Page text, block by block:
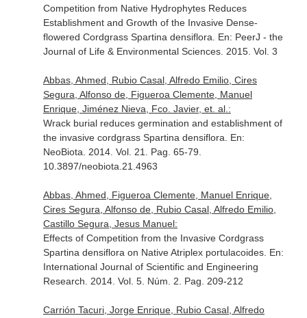
Competition from Native Hydrophytes Reduces
Establishment and Growth of the Invasive Dense-
flowered Cordgrass Spartina densiflora. En: PeerJ - the
Journal of Life & Environmental Sciences. 2015. Vol. 3
Abbas, Ahmed, Rubio Casal, Alfredo Emilio, Cires
Segura, Alfonso de, Figueroa Clemente, Manuel
Enrique, Jiménez Nieva, Fco. Javier, et. al.:
Wrack burial reduces germination and establishment of
the invasive cordgrass Spartina densiflora. En:
NeoBiota . 2014. Vol. 21. Pag. 65-79.
10.3897/neobiota.21.4963
Abbas, Ahmed, Figueroa Clemente, Manuel Enrique,
Cires Segura, Alfonso de, Rubio Casal, Alfredo Emilio,
Castillo Segura, Jesus Manuel:
Effects of Competition from the Invasive Cordgrass
Spartina densiflora on Native Atriplex portulacoides. En:
International Journal of Scientific and Engineering
Research . 2014. Vol. 5. Núm. 2. Pag. 209-212
Carrión Tacuri, Jorge Enrique, Rubio Casal, Alfredo